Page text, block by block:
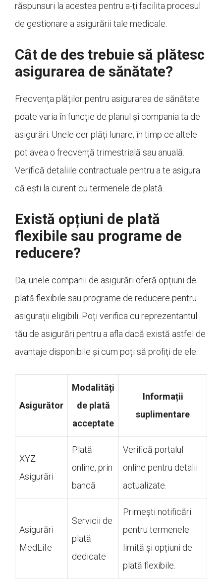
răspunsuri la acestea pentru a-ți facilita procesul
de gestionare a asigurării tale medicale.
Cât de des trebuie să plătesc
asigurarea de sănătate?
Frecvența plăților pentru asigurarea de sănătate
poate varia în funcție de planul și compania ta de
asigurări. Unele cer plăți lunare, în timp ce altele
pot avea o frecvență trimestrială sau anuală.
Verifică detaliile contractuale pentru a te asigura
că ești la curent cu termenele de plată.
Există opțiuni de plată
flexibile sau programe de
reducere?
Da, unele companii de asigurări oferă opțiuni de
plată flexibile sau programe de reducere pentru
asigurații eligibili. Poți verifica cu reprezentantul
tău de asigurări pentru a afla dacă există astfel de
avantaje disponibile și cum poți să profiți de ele.
Asigurător
Modalități
de plată
acceptate
Informații
suplimentare
XYZ
Asigurări
Plată
online, prin
bancă
Verifică portalul
online pentru detalii
actualizate.
Asigurări
MedLife
Servicii de
plată
dedicate
Primești notificări
pentru termenele
limită și opțiuni de
plată flexibile.